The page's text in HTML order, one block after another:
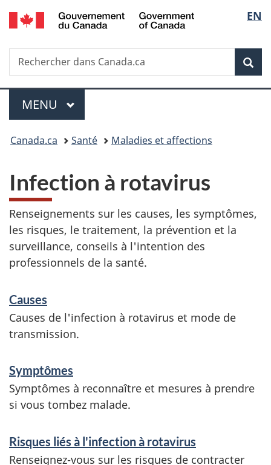
Passer
au
principal
Passer
à
Au
du
Passer
à
version
simplifiée
de
la
EN
Recherche
Rechercher
dans
Menu
MENU PRINCIPAL
Vous
ici :
Canada.ca Santé Maladies et affections
Infection à rotavirus
Renseignements sur les causes, les symptômes,
les risques, le traitement, la prévention et la
surveillance, conseils à l'intention des
professionnels de la santé.
e
r
i
c
s
Causes
Causes de l'infection à rotavirus et mode de
transmission.
Symptômes
Symptômes à reconnaître et mesures à prendre
si vous tombez malade.
Risques liés à l'infection à rotavirus
Renseignez-vous sur les risques de contracter